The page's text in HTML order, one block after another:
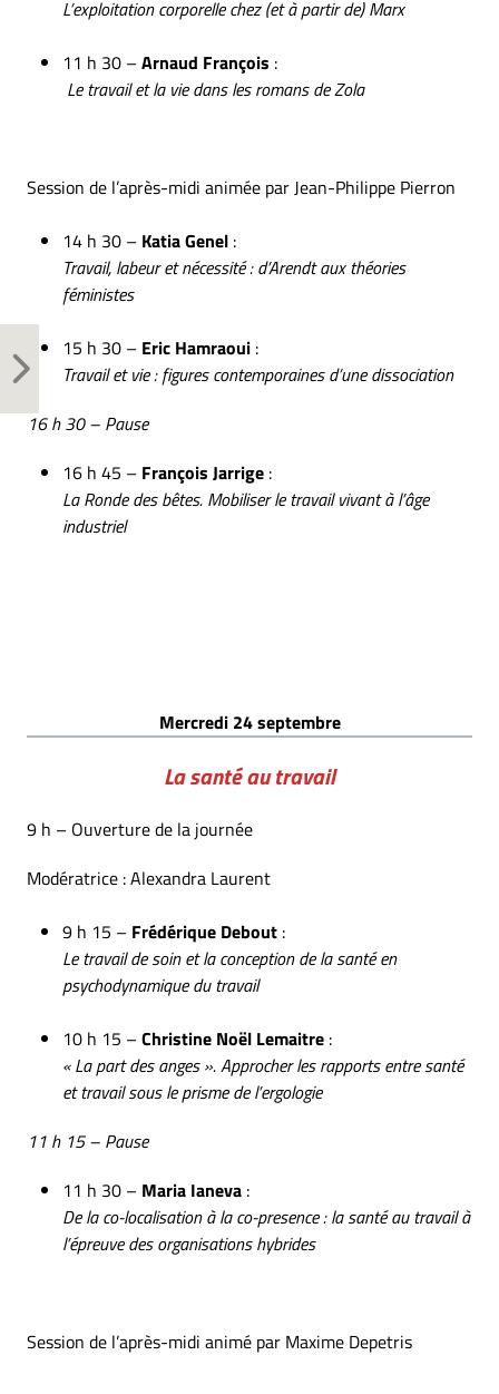
L’exploitation corporelle chez (et à partir de) Marx
11 h 30 – Arnaud François :
Le travail et la vie dans les romans de Zola
Session de l’après-midi animée par Jean-Philippe Pierron
14 h 30 – Katia Genel :
Travail, labeur et nécessité : d’Arendt aux théories
féministes
15 h 30 – Eric Hamraoui :
Travail et vie : figures contemporaines d’une dissociation
16 h 30 – Pause
16 h 45 – François Jarrige :
La Ronde des bêtes. Mobiliser le travail vivant à l’âge
industriel
Mercredi 24 septembre
La santé au travail
9 h – Ouverture de la journée
Modératrice : Alexandra Laurent
9 h 15 – Frédérique Debout :
Le travail de soin et la conception de la santé en
psychodynamique du travail
10 h 15 – Christine Noël Lemaitre :
« La part des anges ». Approcher les rapports entre santé
et travail sous le prisme de l’ergologie
11 h 15 – Pause
11 h 30 – Maria Ianeva :
De la co-localisation à la co-presence : la santé au travail à
l’épreuve des organisations hybrides
Session de l’après-midi animé par Maxime Depetris